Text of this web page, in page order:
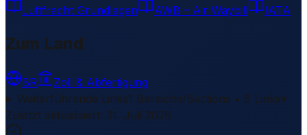
Luftfracht Grundlagen AWB – Air Waybill IATA
Zum Land
BR
Zoll & Abfertigung
Weiterführende Links1 Bereiche/Sections • 8 Links▾
Zuletzt aktualisiert: 31. Juli 2026